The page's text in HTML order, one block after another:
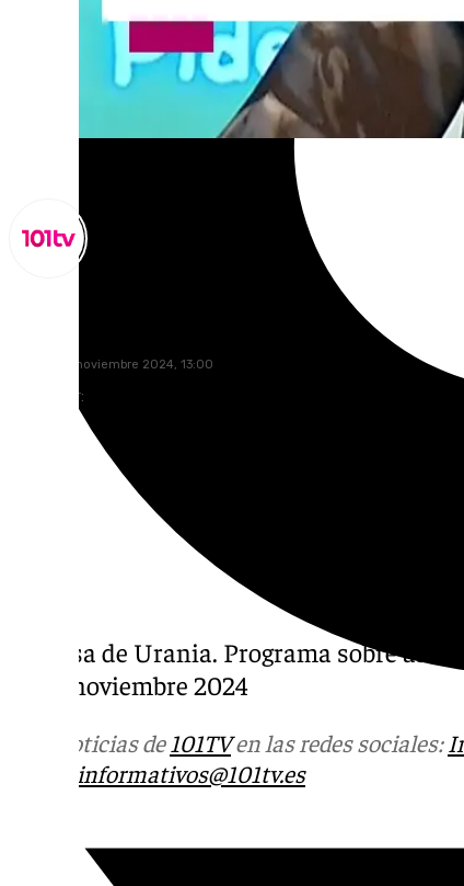
sábado, 23 noviembre 2024, 13:00
Compartir:
La Casa de Urania. Programa sobre
23 de noviembre 2024
Más noticias de 101TVen las redes sociales:
informativos@101tv.es